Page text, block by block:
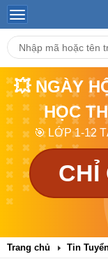
💥 NGÀY
HỌC
🎯 LỚP 1-12
CHỈ
Trang chủ Tin